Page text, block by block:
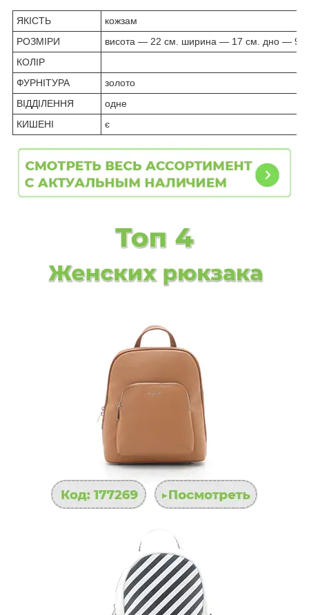
ЯКІСТЬ
кожзам
РОЗМІРИ
висота — 22 см. ширина — 17 см. дно — 9
КОЛІР
ФУРНІТУРА
золото
ВІДДІЛЕННЯ
одне
КИШЕНІ
є